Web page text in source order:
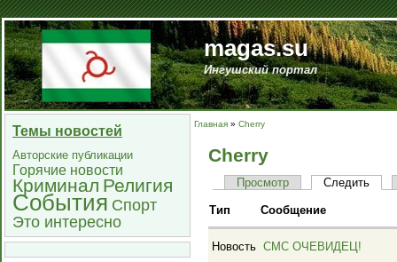
magas.su
Ингушский портал
Темы новостей
Авторские публикации
Горячие новости
Криминал Религия
События Спорт
Это интересно
Главная » Cherry
Cherry
Просмотр Следить
Тип Сообщение
Новость СМС ОЧЕВИДЕЦ!